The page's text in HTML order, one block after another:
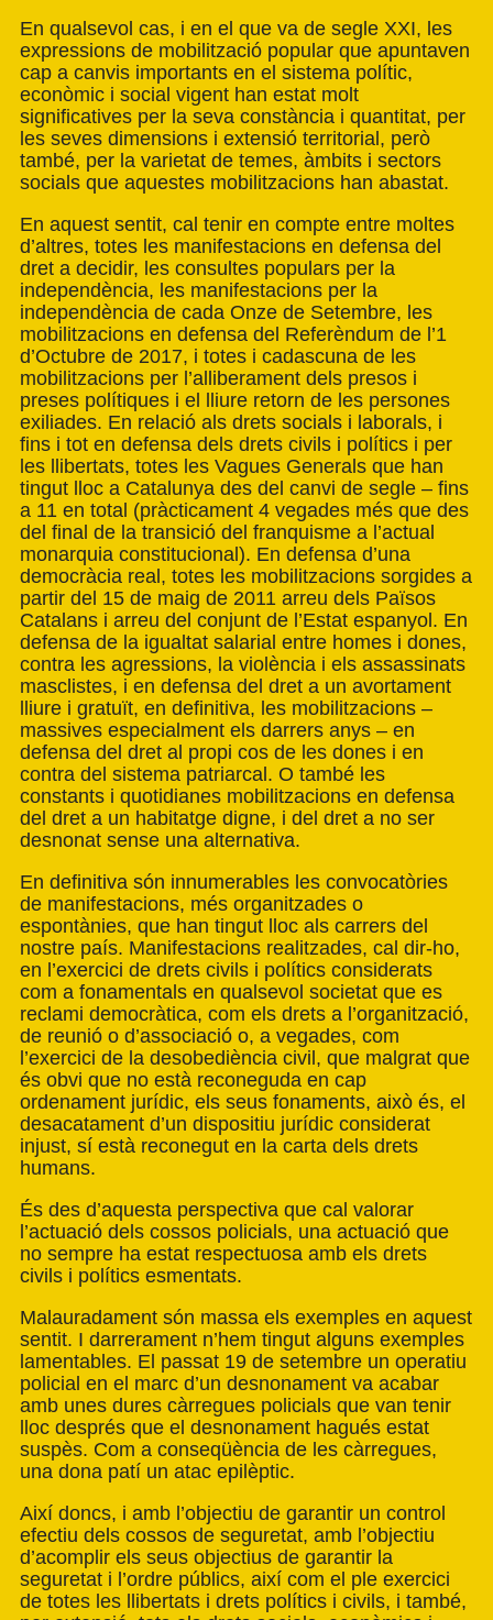
En qualsevol cas, i en el que va de segle XXI, les
expressions de mobilització popular que apuntaven
cap a canvis importants en el sistema polític,
econòmic i social vigent han estat molt
significatives per la seva constància i quantitat, per
les seves dimensions i extensió territorial, però
també, per la varietat de temes, àmbits i sectors
socials que aquestes mobilitzacions han abastat.
En aquest sentit, cal tenir en compte entre moltes
d’altres, totes les manifestacions en defensa del
dret a decidir, les consultes populars per la
independència, les manifestacions per la
independència de cada Onze de Setembre, les
mobilitzacions en defensa del Referèndum de l’1
d’Octubre de 2017, i totes i cadascuna de les
mobilitzacions per l’alliberament dels presos i
preses polítiques i el lliure retorn de les persones
exiliades. En relació als drets socials i laborals, i
fins i tot en defensa dels drets civils i polítics i per
les llibertats, totes les Vagues Generals que han
tingut lloc a Catalunya des del canvi de segle – fins
a 11 en total (pràcticament 4 vegades més que des
del final de la transició del franquisme a l’actual
monarquia constitucional). En defensa d’una
democràcia real, totes les mobilitzacions sorgides a
partir del 15 de maig de 2011 arreu dels Països
Catalans i arreu del conjunt de l’Estat espanyol. En
defensa de la igualtat salarial entre homes i dones,
contra les agressions, la violència i els assassinats
masclistes, i en defensa del dret a un avortament
lliure i gratuït, en definitiva, les mobilitzacions –
massives especialment els darrers anys – en
defensa del dret al propi cos de les dones i en
contra del sistema patriarcal. O també les
constants i quotidianes mobilitzacions en defensa
del dret a un habitatge digne, i del dret a no ser
desnonat sense una alternativa.
En definitiva són innumerables les convocatòries
de manifestacions, més organitzades o
espontànies, que han tingut lloc als carrers del
nostre país. Manifestacions realitzades, cal dir-ho,
en l’exercici de drets civils i polítics considerats
com a fonamentals en qualsevol societat que es
reclami democràtica, com els drets a l’organització,
de reunió o d’associació o, a vegades, com
l’exercici de la desobediència civil, que malgrat que
és obvi que no està reconeguda en cap
ordenament jurídic, els seus fonaments, això és, el
desacatament d’un dispositiu jurídic considerat
injust, sí està reconegut en la carta dels drets
humans.
És des d’aquesta perspectiva que cal valorar
l’actuació dels cossos policials, una actuació que
no sempre ha estat respectuosa amb els drets
civils i polítics esmentats.
Malauradament són massa els exemples en aquest
sentit. I darrerament n’hem tingut alguns exemples
lamentables. El passat 19 de setembre un operatiu
policial en el marc d’un desnonament va acabar
amb unes dures càrregues policials que van tenir
lloc després que el desnonament hagués estat
suspès. Com a conseqüència de les càrregues,
una dona patí un atac epilèptic.
Així doncs, i amb l’objectiu de garantir un control
efectiu dels cossos de seguretat, amb l’objectiu
d’acomplir els seus objectius de garantir la
seguretat i l’ordre públics, així com el ple exercici
de totes les llibertats i drets polítics i civils, i també,